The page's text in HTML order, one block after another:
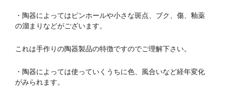
・陶器によってはピンホールや小さな斑点、ブク、傷、釉薬
の溜まりなどがございます。
これは手作りの陶器製品の特徴ですのでご理解下さい。
・陶器によっては使っていくうちに色、風合いなど経年変化
がみられます。